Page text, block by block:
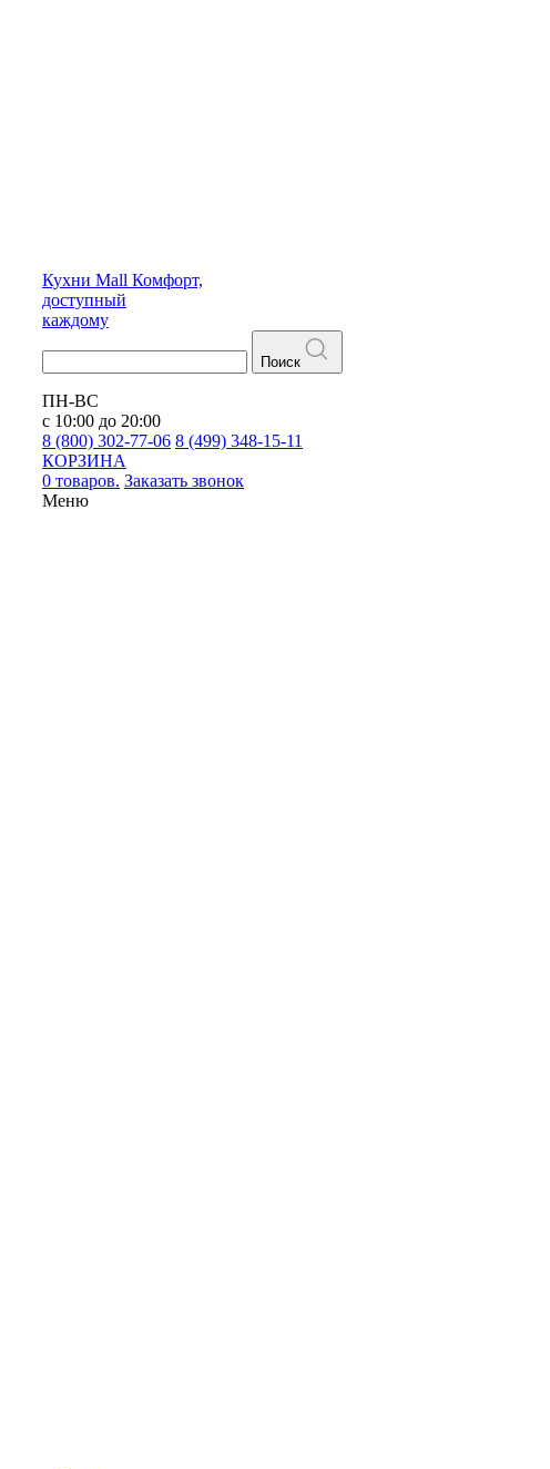
Кухни Mall Комфорт,
доступный
каждому
Поиск
ПН-ВС
с 10:00 до 20:00
8 (800) 302-77-06 8 (499) 348-15-11
КОРЗИНА
0 товаров. Заказать звонок
Меню